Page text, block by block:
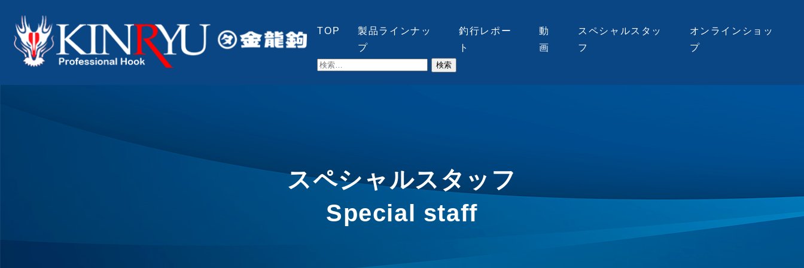
TOP
製品ラインナッ
プ
釣行レポー
ト
動
画
スペシャルスタッ
フ
オンラインショッ
プ
検
スペシャルスタッフ
Special staff